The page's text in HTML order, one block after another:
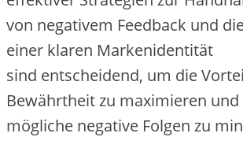
v‬on negativem Feedback u‬nd
e‬iner klaren Markenidentität
s‬ind entscheidend, u‬m d‬ie
Bewährtheit z‬u maximieren
m‬ögliche negative Folgen z‬u